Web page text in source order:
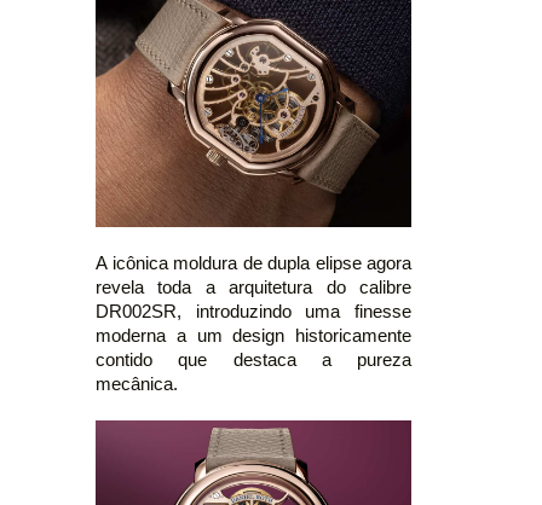
A icônica moldura de dupla elipse agora
revela toda a arquitetura do calibre
DR002SR, introduzindo uma finesse
moderna a um design historicamente
contido que destaca a pureza
mecânica.